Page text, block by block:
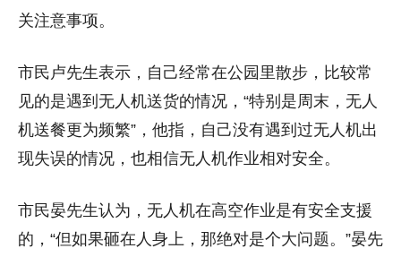
关注意事项。
市民卢先生表示，自己经常在公园里散步，比较常
见的是遇到无人机送货的情况，“特别是周末，无人
机送餐更为频繁”，他指，自己没有遇到过无人机出
现失误的情况，也相信无人机作业相对安全。
市民晏先生认为，无人机在高空作业是有安全支援
的，“但如果砸在人身上，那绝对是个大问题。”晏先